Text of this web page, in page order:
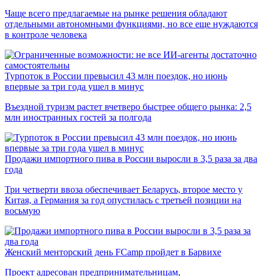
Чаще всего предлагаемые на рынке решения обладают
отдельными автономными функциями, но все еще нуждаются
в контроле человека
Турпоток в России превысил 43 млн поездок, но июнь
впервые за три года ушел в минус
Въездной туризм растет вчетверо быстрее общего рынка: 2,5
млн иностранных гостей за полгода
Продажи импортного пива в России выросли в 3,5 раза за два
года
Три четверти ввоза обеспечивает Беларусь, второе место у
Китая, а Германия за год опустилась с третьей позиции на
восьмую
Женский менторский день FCamp пройдет в Барвихе
Проект адресован предпринимательницам,